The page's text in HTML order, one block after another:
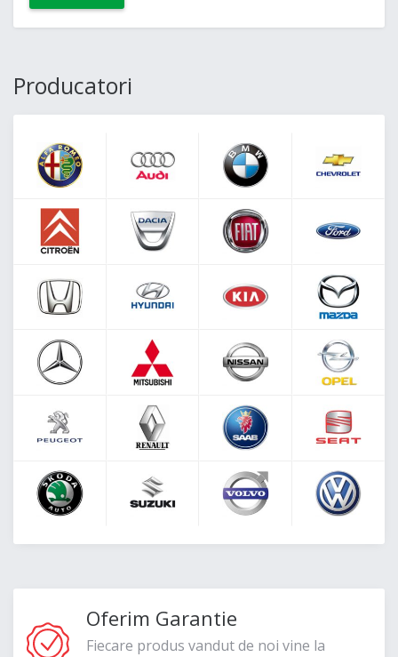
Producatori
Oferim Garantie
Fiecare produs vandut de noi vine la